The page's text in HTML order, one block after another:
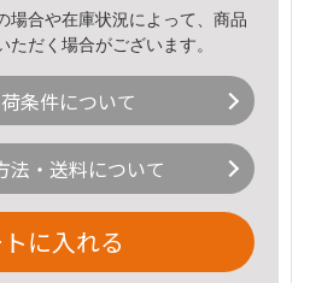
場合や在庫状況によって、商品
ただく場合がございます。
条件について
法・送料について
に入れる